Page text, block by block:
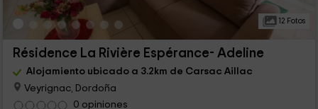
12 Fotos
Résidence La Rivière Espérance- Adeline
Alojamiento ubicado a 3.2km de Carsac Aillac
Veyrignac, Dordoña
0 opiniones